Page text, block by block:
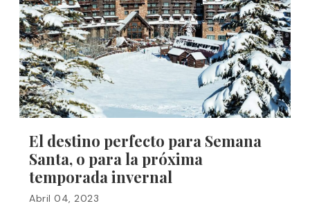
El destino perfecto para Semana
Santa, o para la próxima
temporada invernal
Abril 04, 2023